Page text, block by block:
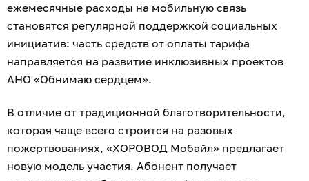
ежемесячные расходы на мобильную связь
становятся регулярной поддержкой социальных
инициатив: часть средств от оплаты тарифа
направляется на развитие инклюзивных проектов
АНО «Обнимаю сердцем».
В отличие от традиционной благотворительности,
которая чаще всего строится на разовых
пожертвованиях, «ХОРОВОД Мобайл» предлагает
новую модель участия. Абонент получает